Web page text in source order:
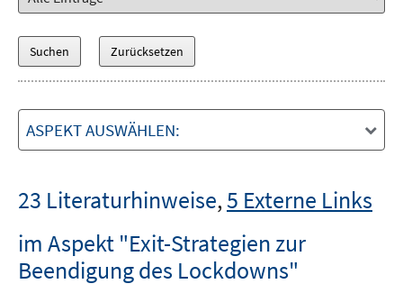
ASPEKT AUSWÄHLEN:
23 Literaturhinweise,5 Externe Links
im Aspekt "Exit-Strategien zur
Beendigung des Lockdowns"